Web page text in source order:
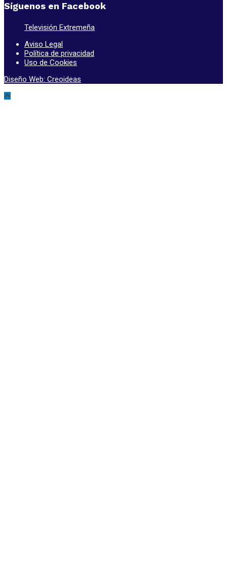
Síguenos en Facebook
Televisión Extremeña
Aviso Legal
Política de privacidad
Uso de Cookies
Diseño Web: Creoideas